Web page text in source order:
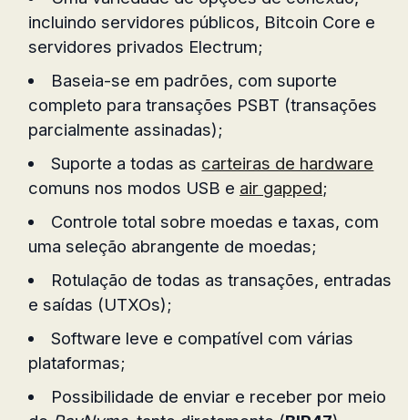
incluindo servidores públicos, Bitcoin Core e
servidores privados Electrum;
Baseia-se em padrões, com suporte
completo para transações PSBT (transações
parcialmente assinadas);
Suporte a todas as carteiras de hardware
comuns nos modos USB e air gapped;
Controle total sobre moedas e taxas, com
uma seleção abrangente de moedas;
Rotulação de todas as transações, entradas
e saídas (UTXOs);
Software leve e compatível com várias
plataformas;
Possibilidade de enviar e receber por meio